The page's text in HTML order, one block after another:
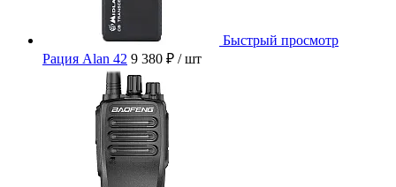
Быстрый просмотр
Рация Alan 42 9 380 ₽ / шт